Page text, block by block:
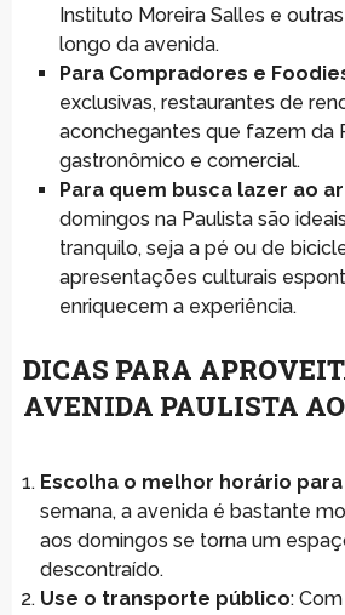
Instituto Moreira Salles e
longo da avenida.
Para Compradores e
exclusivas, restaurantes de
aconchegantes que fazem da
gastronômico e comercial.
Para quem busca lazer ao
domingos na Paulista são
tranquilo, seja a pé ou de
apresentações culturais
enriquecem a experiência.
DICAS PARA
AVENIDA PAULISTA
Escolha o melhor horário
semana, a avenida é bastante
aos domingos se torna um
descontraído.
Use o transporte público: